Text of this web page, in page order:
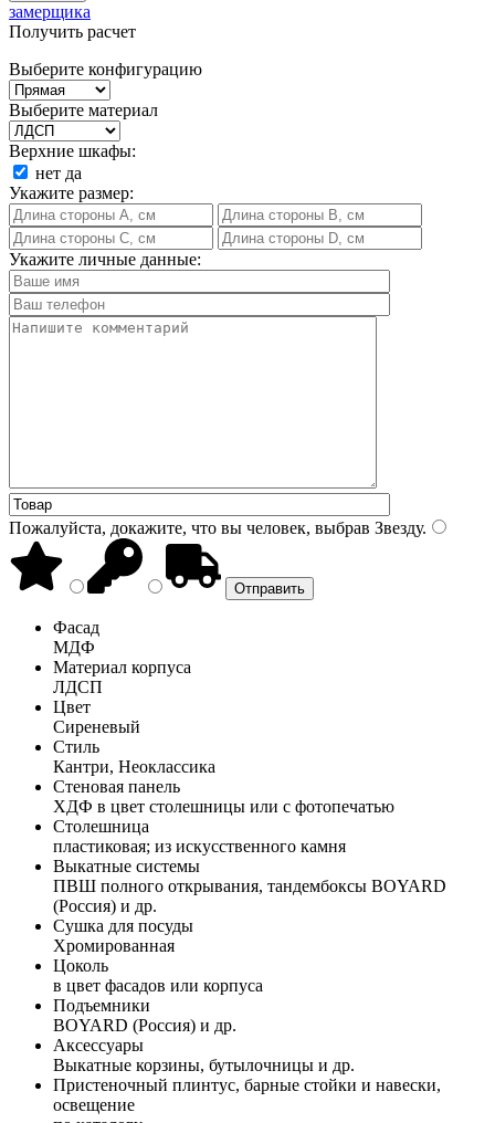
замерщика
Получить расчет
Выберите конфигурацию
Выберите материал
Верхние шкафы:
нет да
Укажите размер:
Укажите личные данные:
Пожалуйста, докажите, что вы человек, выбрав Звезду.
Фасад
МДФ
Материал корпуса
ЛДСП
Цвет
Сиреневый
Стиль
Кантри, Неоклассика
Стеновая панель
ХДФ в цвет столешницы или с фотопечатью
Столешница
пластиковая; из искусственного камня
Выкатные системы
ПВШ полного открывания, тандембоксы BOYARD
(Россия) и др.
Сушка для посуды
Хромированная
Цоколь
в цвет фасадов или корпуса
Подъемники
BOYARD (Россия) и др.
Аксессуары
Выкатные корзины, бутылочницы и др.
Пристеночный плинтус, барные стойки и навески,
освещение